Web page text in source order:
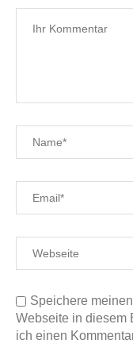
Speichere
Webseite in diesem
ich einen